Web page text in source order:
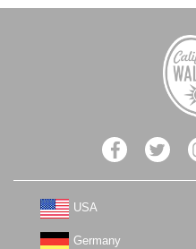
USA
Germany